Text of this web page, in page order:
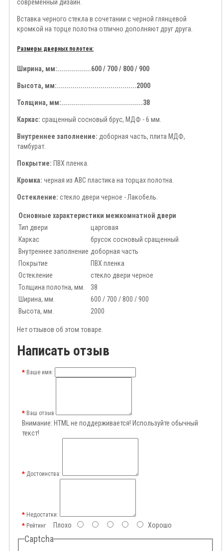
современный дизайн.
Вставка черного стекла в сочетании с черной глянцевой
кромкой на торце полотна отлично дополняют друг друга.
Размеры дверных полотен:
Ширина, мм:.................600 / 700 / 800 / 900
Высота, мм:........................................2000
Толщина, мм:.........................................38
Каркас: сращенный сосновый брус, МДФ - 6 мм.
Внутреннее заполнение: доборная часть, плита МДФ,
тамбурат.
Покрытие: ПВХ пленка.
Кромка: черная из ABC пластика на торцах полотна.
Остекление: стекло двери черное - Лакобель.
Основные характеристики межкомнатной двери
Тип двери
царговая
Каркас
брусок сосновый сращенный
Внутреннее заполнение доборная часть
Покрытие
ПВХ пленка
Остекление
стекло двери черное
Толщина полотна, мм.
38
Ширина, мм.
600 / 700 / 800 / 900
Высота, мм.
2000
Нет отзывов об этом товаре.
Написать отзыв
Ваше имя:
Ваш отзыв
Внимание: HTML не поддерживается! Используйте обычный
текст!
Достоинства:
Недостатки:
РейтингПлохо Хорошо
Captcha